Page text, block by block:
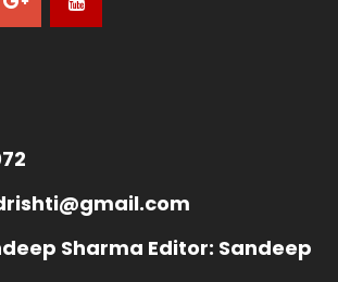
Sharma Editor: Sandeep